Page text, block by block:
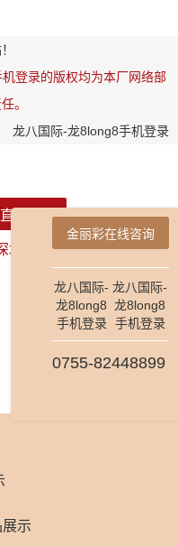
登录的版权均为本厂网络部
。
龙八国际-龙8long8手机登录
属网站
圳市政府公务印刷定点企
0755-82448899
示
金丽彩在线咨询
龙八国际-
龙8long8
手机登录
龙八国际-
龙8long8
手机登录
0755-82448899